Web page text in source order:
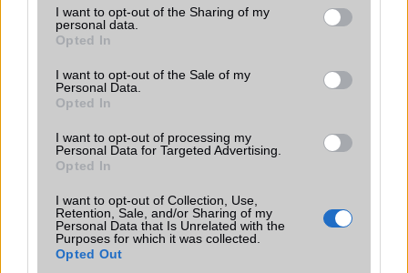
not limited to your visit or usage behaviour. You may click to
grant or deny consent to Google and its third-party tags to
use your data for below specified purposes in below Google
consent section.
I want to opt-out of the Sharing of my
personal data.
Opted In
I want to opt-out of the Sale of my
Personal Data.
Opted In
I want to opt-out of processing my
Personal Data for Targeted Advertising.
Opted In
I want to opt-out of Collection, Use,
Retention, Sale, and/or Sharing of my
Personal Data that Is Unrelated with the
Purposes for which it was collected.
Opted Out
SIM-ek száma 1
Flight mode
Terület Globális
Funkciók
Brand WatchPhone
Védelem
Limited Edition Nincs
SAR
0,00
N/A = Nincs adat. Legutóbbi frissítés: 2026-07-13 19:00:00